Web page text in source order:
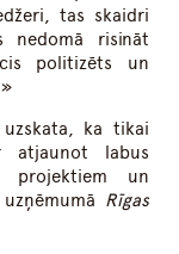
tas skaidri
nedomā risināt
politizēts un
ka tikai
atjaunot labus
projektiem un
Rīgas